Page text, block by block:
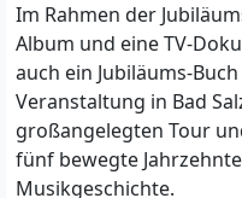
Im Rahmen der
Album und eine TV-
auch ein Jubiläums-
Veranstaltung in Bad
großangelegten Tour
fünf bewegte
Musikgeschichte.